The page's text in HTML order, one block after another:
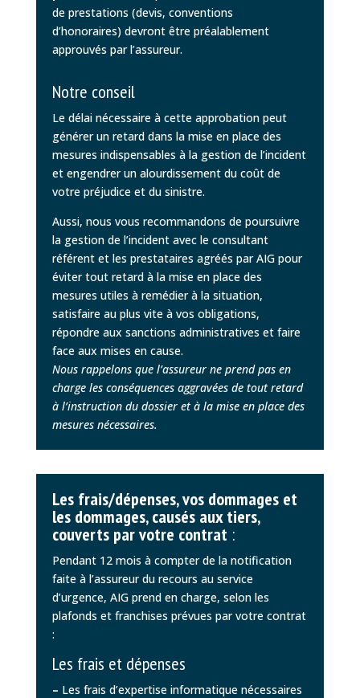
de prestations (devis, conventions
d’honoraires) devront être préalablement
approuvés par l’assureur.
Notre conseil
Le délai nécessaire à cette approbation peut
générer un retard dans la mise en place des
mesures indispensables à la gestion de l’incident
et engendrer un alourdissement du coût de
votre préjudice et du sinistre.
Aussi, nous vous recommandons de poursuivre
la gestion de l’incident avec le consultant
référent et les prestataires agréés par AIG pour
éviter tout retard à la mise en place des
mesures utiles à remédier à la situation,
satisfaire au plus vite à vos obligations,
répondre aux sanctions administratives et faire
face aux mises en cause.
Nous rappelons que l’assureur ne prend pas en
charge les conséquences aggravées de tout retard
à l’instruction du dossier et à la mise en place des
mesures nécessaires.
Les frais/dépenses, vos dommages et
les dommages, causés aux tiers,
couverts par votre contrat :
Pendant 12 mois à compter de la notification
faite à l’assureur du recours au service
d’urgence, AIG prend en charge, selon les
plafonds et franchises prévues par votre contrat
:
Les frais et dépenses
– Les frais d’expertise informatique nécessaires